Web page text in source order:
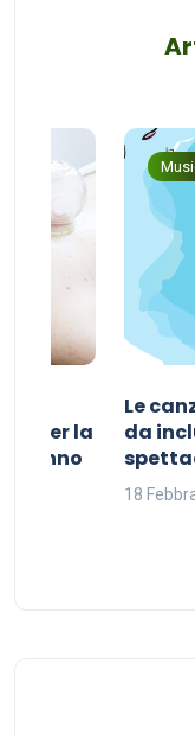
per la
sonno
Le
da
18